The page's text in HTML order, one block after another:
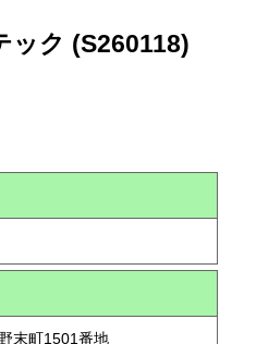
ック (S260118)
末町1501番地